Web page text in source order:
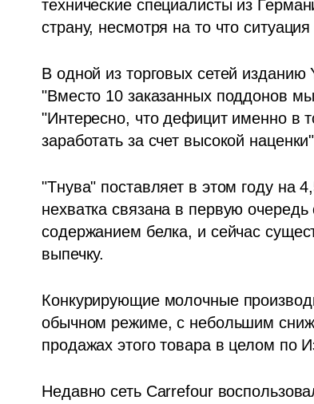
технические специалисты из
страну, несмотря на то что
В одной из торговых сетей
"Вместо 10 заказанных поддонов
"Интересно, что дефицит именно в
заработать за счет высокой
"Тнува" поставляет в этом году на
нехватка связана в первую
содержанием белка, и сейчас
выпечку.
Конкурирующие молочные
обычном режиме, с небольшим
продажах этого товара в целом по
Недавно сеть Carrefour